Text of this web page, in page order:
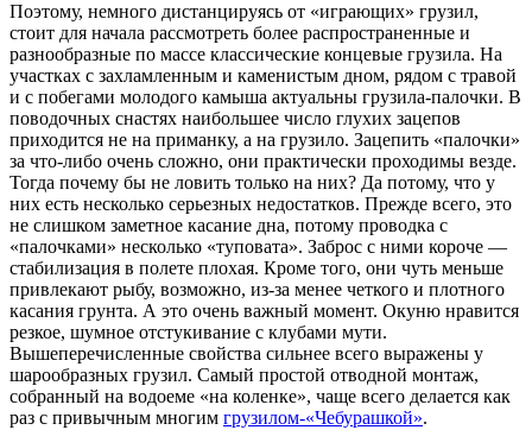
Поэтому, немного дистанцируясь от «играющих» грузил,
стоит для начала рассмотреть более распространенные и
разнообразные по массе классические концевые грузила. На
участках с захламленным и каменистым дном, рядом с травой
и с побегами молодого камыша актуальны грузила-палочки. В
поводочных снастях наибольшее число глухих зацепов
приходится не на приманку, а на грузило. Зацепить «палочки»
за что-либо очень сложно, они практически проходимы везде.
Тогда почему бы не ловить только на них? Да потому, что у
них есть несколько серьезных недостатков. Прежде всего, это
не слишком заметное касание дна, потому проводка с
«палочками» несколько «туповата». Заброс с ними короче —
стабилизация в полете плохая. Кроме того, они чуть меньше
привлекают рыбу, возможно, из-за менее четкого и плотного
касания грунта. А это очень важный момент. Окуню нравится
резкое, шумное отстукивание с клубами мути.
Вышеперечисленные свойства сильнее всего выражены у
шарообразных грузил. Самый простой отводной монтаж,
собранный на водоеме «на коленке», чаще всего делается как
раз с привычным многим грузилом-«Чебурашкой».